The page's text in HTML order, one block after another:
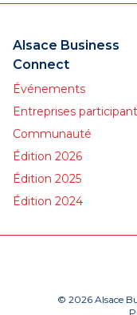
Alsace Business
Connect
Événements
Entreprises
Communauté
Édition 2026
Édition 2025
Édition 2024
© 2026 Alsace